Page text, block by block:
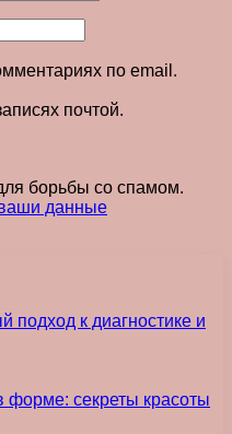
по email.
почтой.
борьбы со спамом.
данные
к диагностике и
форме: секреты красоты